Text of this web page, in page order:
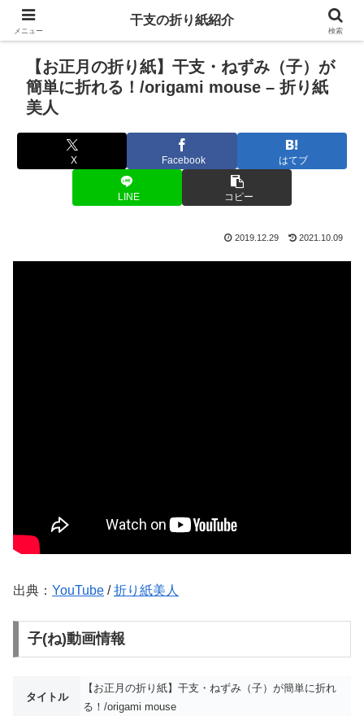
【お正月の折り紙】干支・ねずみ（子）が
簡単に折れる！/origami mouse – 折り紙
美人
X Facebook はてブ
LINE コピー
2019.12.29 2021.10.09
出典： YouTube /折り紙美人
子(ね)動画情報
タイトル
【お正月の折り紙】干支・ねずみ（子）が簡単に折れ
る！/origami mouse
メニュー
干支の折り紙紹介
検索